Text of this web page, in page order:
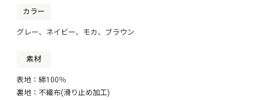
カラー
グレー、ネイビー、モカ、ブラウン
素材
表地：綿100％
裏地：不織布(滑り止め加工)